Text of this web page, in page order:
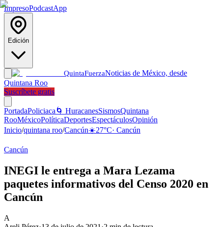
ImpresoPodcastApp
Edición
QuintaFuerzaNoticias de México, desde
Quintana Roo
Suscríbete gratis
PortadaPoliciaca 🌀 HuracanesSismosQuintana
RooMéxicoPolíticaDeportesEspectáculosOpinión
Inicio/quintana roo/Cancún☀️27°C· Cancún
Cancún
INEGI le entrega a Mara Lezama
paquetes informativos del Censo 2020 en
Cancún
A